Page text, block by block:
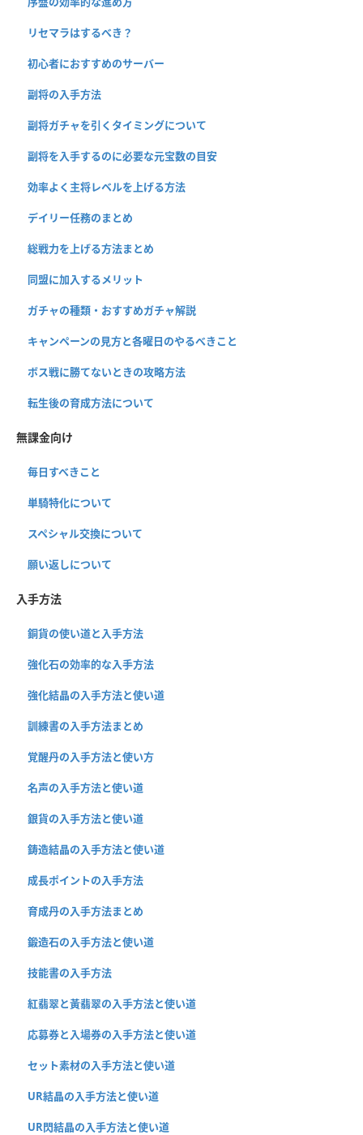
リセマラはするべき？
初心者におすすめのサーバー
副将の入手方法
副将ガチャを引くタイミングについて
副将を入手するのに必要な元宝数の目安
効率よく主将レベルを上げる方法
デイリー任務のまとめ
総戦力を上げる方法まとめ
同盟に加入するメリット
ガチャの種類・おすすめガチャ解説
キャンペーンの見方と各曜日のやるべきこと
ボス戦に勝てないときの攻略方法
転生後の育成方法について
無課金向け
毎日すべきこと
単騎特化について
スペシャル交換について
願い返しについて
入手方法
銅貨の使い道と入手方法
強化石の効率的な入手方法
強化結晶の入手方法と使い道
訓練書の入手方法まとめ
覚醒丹の入手方法と使い方
名声の入手方法と使い道
銀貨の入手方法と使い道
鋳造結晶の入手方法と使い道
成長ポイントの入手方法
育成丹の入手方法まとめ
鍛造石の入手方法と使い道
技能書の入手方法
紅翡翠と黃翡翠の入手方法と使い道
応募券と入場券の入手方法と使い道
セット素材の入手方法と使い道
UR結晶の入手方法と使い道
UR閃結晶の入手方法と使い道